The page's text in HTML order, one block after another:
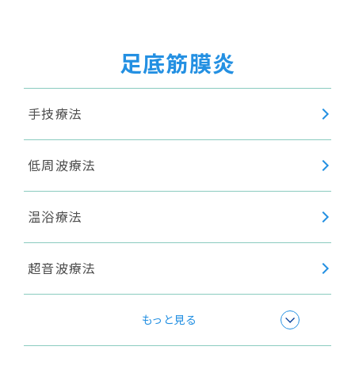
足底筋膜炎
手技療法
低周波療法
温浴療法
超音波療法
ショックウェーブ(衝撃波療法)
もっと見る